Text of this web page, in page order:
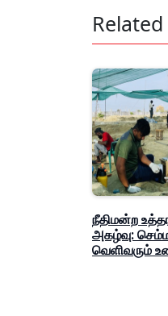
நீதிமன்ற
அகழ்வு:
வெளிவரும்